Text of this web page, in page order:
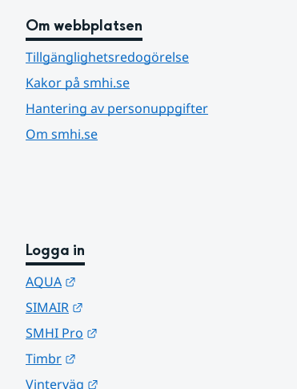
Om webbplatsen
Tillgänglighetsredogörelse
Kakor på smhi.se
Hantering av personuppgifter
Om smhi.se
Logga in
AQUA
SIMAIR
SMHI Pro
Timbr
Vinterväg